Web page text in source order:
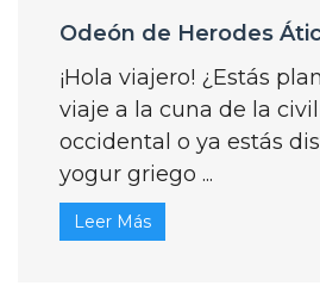
Odeón de Herodes
¡Hola viajero! ¿Estás
viaje a la cuna de la
occidental o ya estás
yogur griego ...
Leer Más